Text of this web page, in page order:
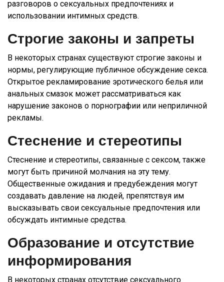
разговоров о сексуальных предпочтениях и
использовании интимных средств.
Строгие законы и запреты
В некоторых странах существуют строгие законы и
нормы, регулирующие публичное обсуждение секса.
Открытое рекламирование эротического белья или
анальных смазок может рассматриваться как
нарушение законов о порнографии или неприличной
рекламы.
Стеснение и стереотипы
Стеснение и стереотипы, связанные с сексом, также
могут быть причиной молчания на эту тему.
Общественные ожидания и предубеждения могут
создавать давление на людей, препятствуя им
высказывать свои сексуальные предпочтения или
обсуждать интимные средства.
Образование и отсутствие
информирования
В некоторых странах отсутствие сексуального